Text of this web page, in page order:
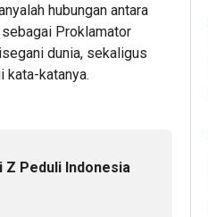
hubungan antara
Proklamator
dunia, sekaligus
kata-katanya.
Z Peduli Indonesia